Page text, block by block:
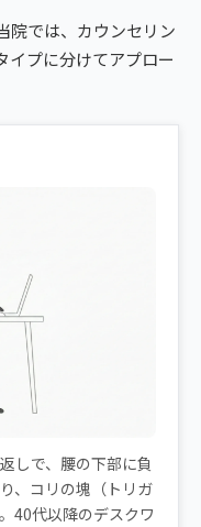
院では、カウンセリン
イプに分けてアプロー
しで、腰の下部に負
、コリの塊（トリガ
40代以降のデスクワ